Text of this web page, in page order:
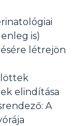
is)
létrejön
elindítása
A